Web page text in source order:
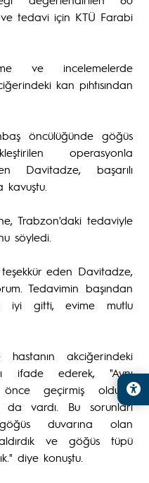
tedavi için KTÜ Farabi
ve incelemelerde
kan pıhtısından
öncülüğünde göğüs
operasyonla
Davitadze, başarılı
kavuştu.
Trabzon'daki tedaviyle
söyledi.
eden Davitadze,
Tedavimin başından
iyi gitti, evime mutlu
akciğerindeki
ifade ederek, "Aynı
geçirmiş olduğu
da vardı. Bu sorunları
duvarına olan
ve göğüs tüpü
diye konuştu.